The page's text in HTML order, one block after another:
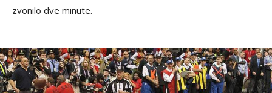
zvonilo dve minute.